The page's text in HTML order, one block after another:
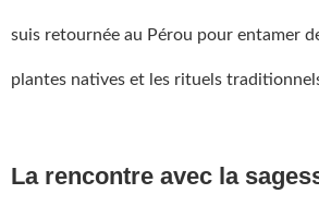
suis retournée au Pérou pour entamer
plantes natives et les rituels
La rencontre avec la